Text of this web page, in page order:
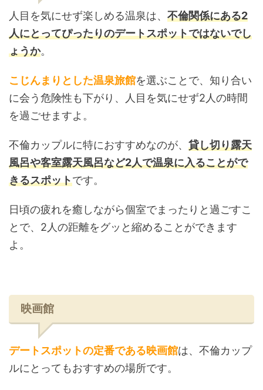
人目を気にせず楽しめる温泉は、 不倫関係にある2
人にとってぴったりのデートスポットではないでし
ょうか。
こじんまりとした温泉旅館を選ぶことで、知り合い
に会う危険性も下がり、人目を気にせず2人の時間
を過ごせますよ。
不倫カップルに特におすすめなのが、 貸し切り露天
風呂や客室露天風呂など2人で温泉に入ることがで
きるスポットです。
日頃の疲れを癒しながら個室でまったりと過ごすこ
とで、2人の距離をグッと縮めることができます
よ。
映画館
デートスポットの定番である映画館は、不倫カップ
ルにとってもおすすめの場所です。